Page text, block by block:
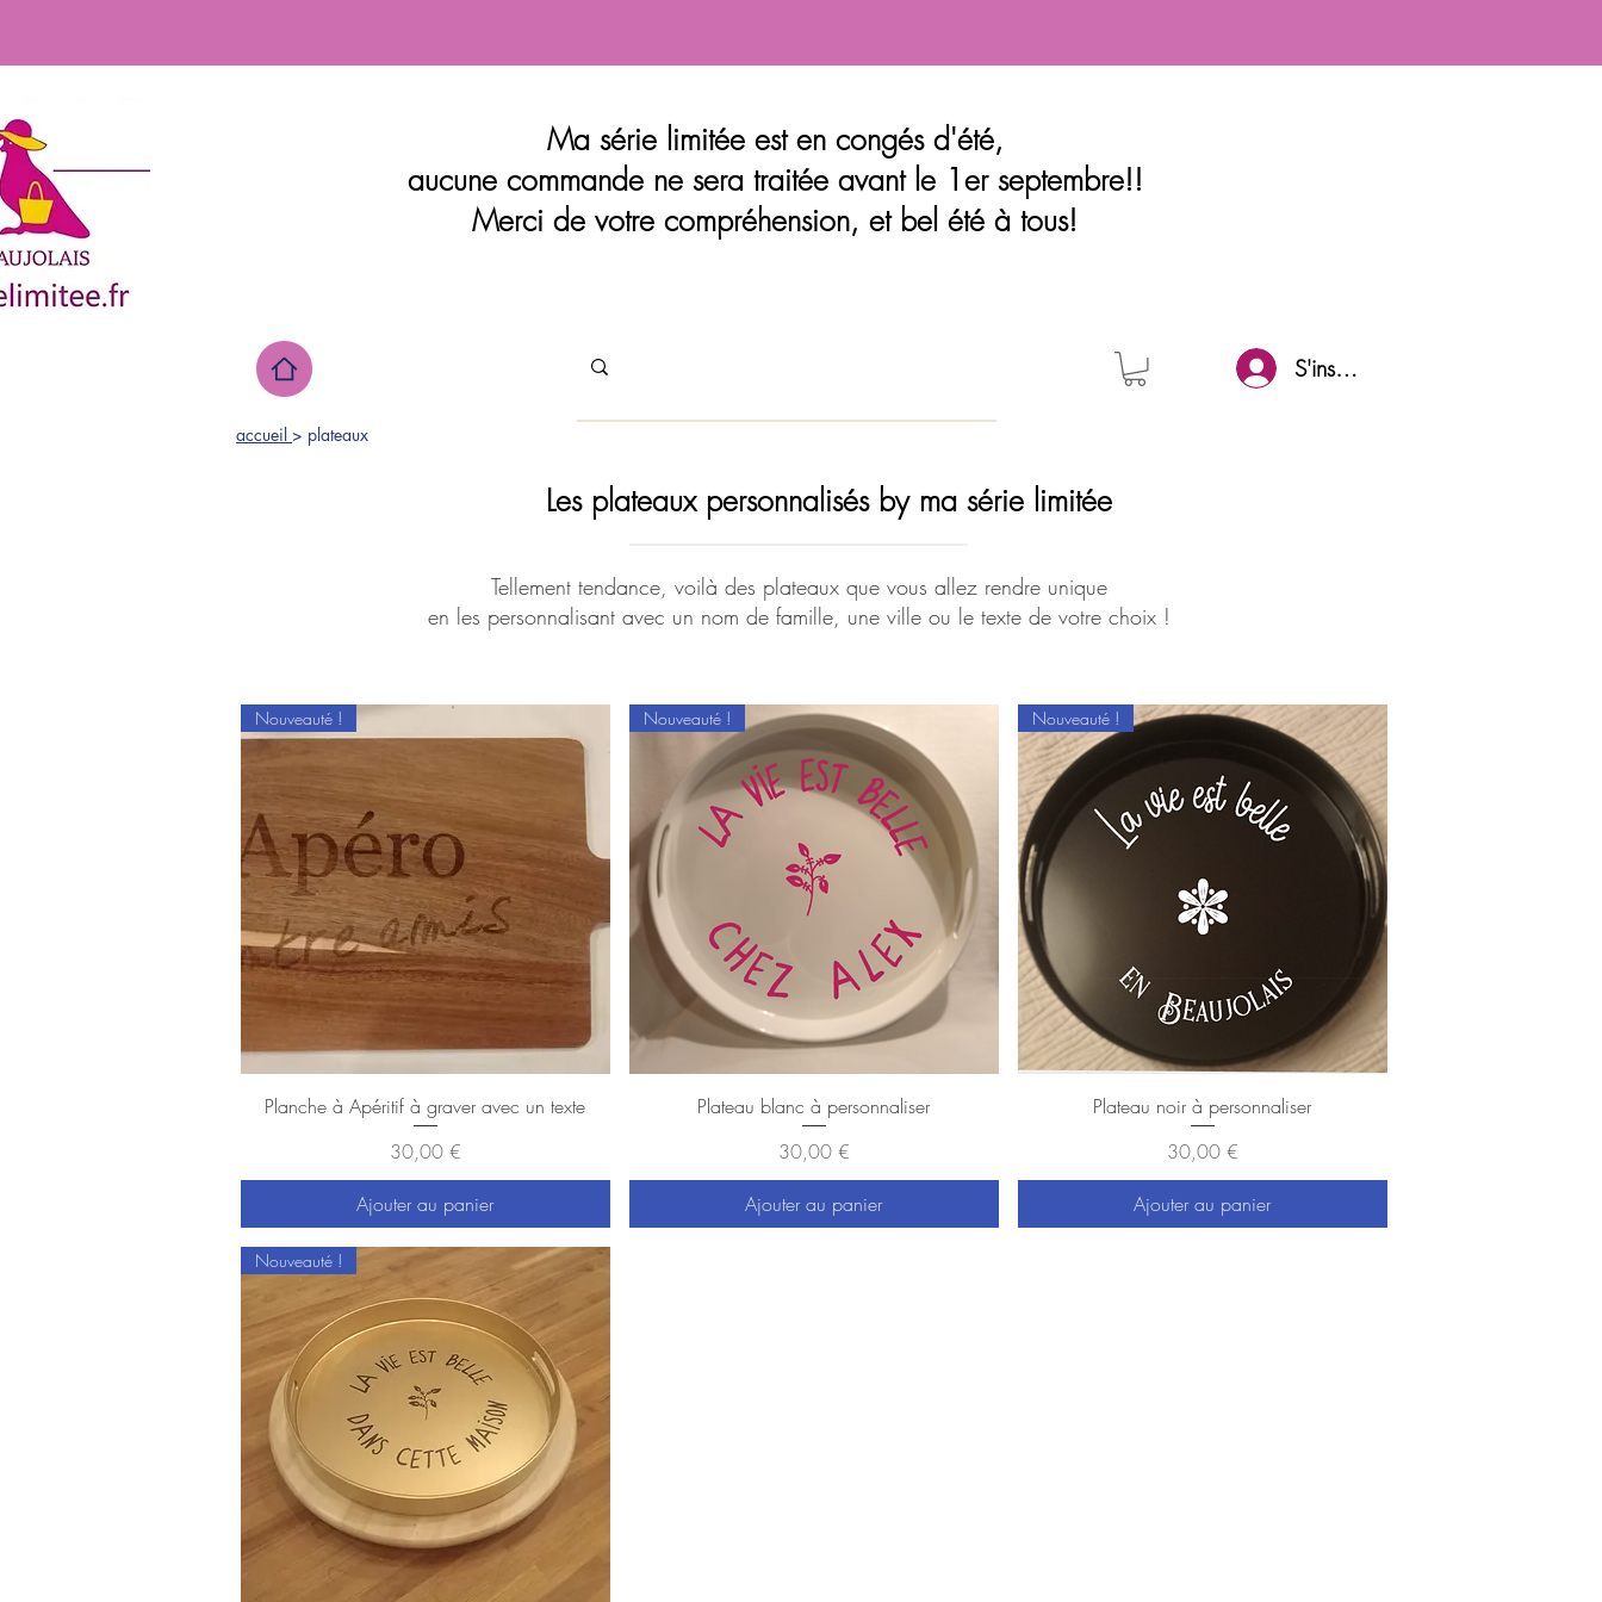
Ma série limitée est en congés d'été,
aucune commande ne sera traitée avant le 1er septembre!!
Merci de votre compréhension, et bel été à tous!
S'inscrire
accueil > plateaux
Les plateaux personnalisés by ma série limitée
Tellement tendance, voilà des plateaux que vous allez rendre unique
en les personnalisant avec un nom de famille, une ville ou le texte de votre choix !
Aperçu rapide
Nouveauté !
Planche à Apéritif à graver avec un texte
Prix
30,00 €
Ajouter au panier
Aperçu rapide
Nouveauté !
Plateau blanc à personnaliser
Prix
30,00 €
Ajouter au panier
Aperçu rapide
Nouveauté !
Plateau noir à personnaliser
Prix
30,00 €
Ajouter au panier
Nouveauté !